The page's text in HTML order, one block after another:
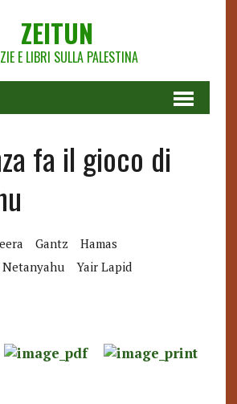
ZEITUN
E LIBRI SULLA PALESTINA
fa il gioco di
Gantz
Hamas
Netanyahu Yair Lapid